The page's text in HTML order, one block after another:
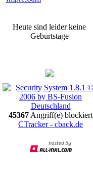
Heute sind leider keine
Geburtstage
45367 Angriff(e) blockiert
CTracker - cback.de